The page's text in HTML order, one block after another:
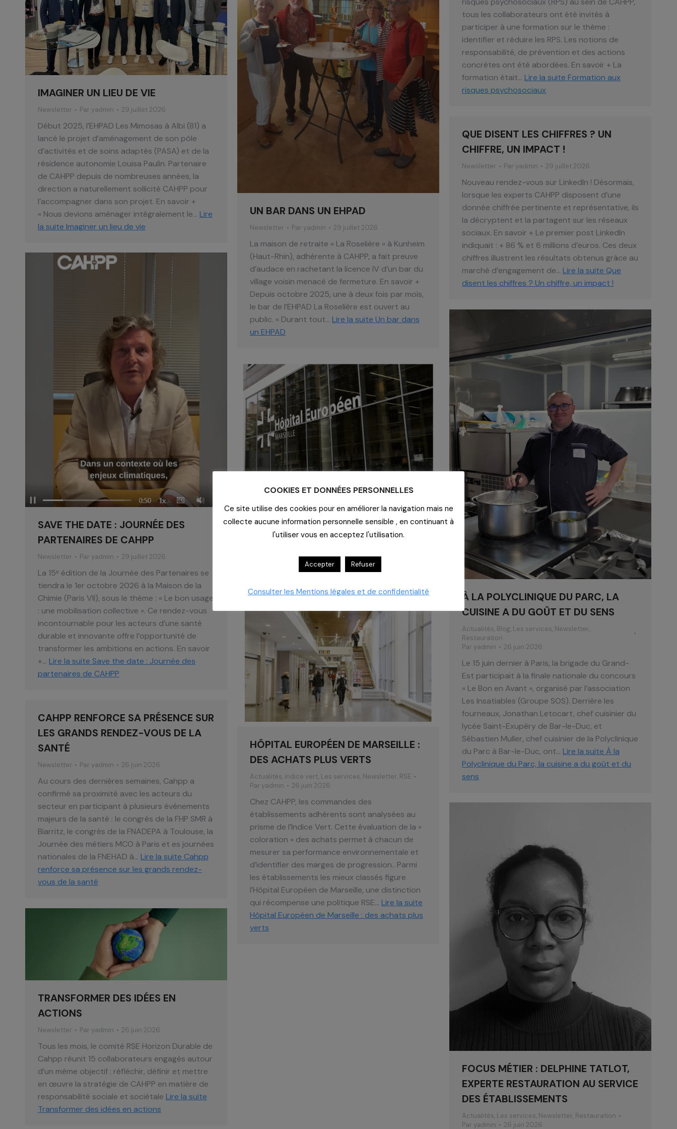
IMAGINER UN LIEU DE VIE
Newsletter Par yadmin 29 juillet 2026
Début 2025, l’EHPAD Les Mimosas à Albi (81) a
lancé le projet d’aménagement de son pôle
d’activités et de soins adaptés (PASA) et de la
résidence autonomie Louisa Paulin. Partenaire
de CAHPP depuis de nombreuses années, la
direction a naturellement sollicité CAHPP pour
l’accompagner dans son projet. En savoir +
« Nous devions aménager intégralement le… Lire
la suite Imaginer un lieu de vie
UN BAR DANS UN EHPAD
Newsletter Par yadmin 29 juillet 2026
La maison de retraite « La Roselière » à Kunheim
(Haut-Rhin), adhérente à CAHPP, a fait preuve
d’audace en rachetant la licence IV d’un bar du
village voisin menacé de fermeture. En savoir +
Depuis octobre 2025, une à deux fois par mois,
le bar de l’EHPAD La Roselière est ouvert au
public. « Durant tout… Lire la suite Un bar dans
un EHPAD
tous les collaborateurs ont été invités à
participer à une formation sur le thème :
identifier et réduire les RPS. Les notions de
responsabilité, de prévention et des actions
concrètes ont été abordées. En savoir + La
formation était… Lire la suite Formation aux
risques psychosociaux
QUE DISENT LES CHIFFRES ? UN
CHIFFRE, UN IMPACT !
Newsletter Par yadmin 29 juillet 2026
Nouveau rendez-vous sur LinkedIn ! Désormais,
lorsque les experts CAHPP disposent d’une
donnée chiffrée pertinente et représentative, ils
la décryptent et la partagent sur les réseaux
sociaux. En savoir + Le premier post LinkedIn
indiquait : + 86 % et 6 millions d’euros. Ces deux
chiffres illustrent les résultats obtenus grâce au
marché d’engagement de… Lire la suite Que
disent les chiffres ? Un chiffre, un impact !
SAVE THE DATE : JOURNÉE DES
PARTENAIRES DE CAHPP
Newsletter Par yadmin 29 juillet 2026
La 15ᵉ édition de la Journée des Partenaires se
tiendra le 1er octobre 2026 à la Maison de la
Chimie (Paris VII), sous le thème : « Le bon usage
: une mobilisation collective ». Ce rendez-vous
incontournable pour les acteurs d’une santé
durable et innovante offre l’opportunité de
transformer les ambitions en actions. En savoir
+… Lire la suite Save the date : Journée des
partenaires de CAHPP
À LA POLYCLINIQUE DU PARC, LA
CUISINE A DU GOÛT ET DU SENS
Actualités, Blog, Les services, Newsletter,
Restauration
Par yadmin 26 juin 2026
Le 15 juin dernier à Paris, la brigade du Grand-
Est participait à la finale nationale du concours
« Le Bon en Avant », organisé par l’association
Les Insatiables (Groupe SOS). Derrière les
fourneaux, Jonathan Letocart, chef cuisinier du
lycée Saint-Exupéry de Bar-le-Duc, et
Sébastien Muller, chef cuisinier de la Polyclinique
du Parc à Bar-le-Duc, ont… Lire la suite À la
Polyclinique du Parc, la cuisine a du goût et du
sens
HÔPITAL EUROPÉEN DE MARSEILLE :
DES ACHATS PLUS VERTS
Actualités, indice vert, Les services, Newsletter, RSE
Par yadmin 26 juin 2026
Chez CAHPP, les commandes des
établissements adhérents sont analysées au
prisme de l’Indice Vert. Cette évaluation de la «
coloration » des achats permet à chacun de
mesurer sa performance environnementale et
d’identifier des marges de progression.. Parmi
les établissements les mieux classés figure
l’Hôpital Européen de Marseille, une distinction
qui récompense une politique RSE… Lire la suite
Hôpital Européen de Marseille : des achats plus
verts
CAHPP RENFORCE SA PRÉSENCE SUR
LES GRANDS RENDEZ-VOUS DE LA
SANTÉ
Newsletter Par yadmin 26 juin 2026
Au cours des dernières semaines, Cahpp a
confirmé sa proximité avec les acteurs du
secteur en participant à plusieurs événements
majeurs de la santé : le congrès de la FHP SMR à
Biarritz, le congrès de la FNADEPA à Toulouse, la
Journée des métiers MCO à Paris et es journées
nationales de la FNEHAD à… Lire la suite Cahpp
renforce sa présence sur les grands rendez-
vous de la santé
FOCUS MÉTIER : DELPHINE TATLOT,
EXPERTE RESTAURATION AU SERVICE
DES ÉTABLISSEMENTS
Actualités, Les services, Newsletter, Restauration
Par yadmin 26 juin 2026
TRANSFORMER DES IDÉES EN
ACTIONS
Newsletter Par yadmin 26 juin 2026
Tous les mois, le comité RSE Horizon Durable de
Cahpp réunit 15 collaborateurs engagés autour
d’un même objectif : réfléchir, définir et mettre
en œuvre la stratégie de CAHPP en matière de
responsabilité sociale et sociétale Lire la suite
Transformer des idées en actions
COOKIES ET DONNÉES PERSONNELLES
Ce site utilise des cookies pour en améliorer la navigation mais ne
collecte aucune information personnelle sensible , en continuant à
l'utiliser vous en acceptez l'utilisation.
Accepter Refuser
Consulter les Mentions légales et de confidentialité